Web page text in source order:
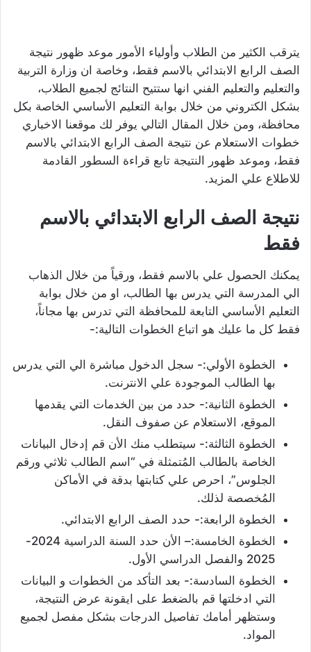
يترقب الكثير من الطلاب وأولياء الأمور موعد ظهور نتيجة
الصف الرابع الابتدائي بالاسم فقط، وخاصة ان وزارة التربية
والتعليم والتعليم الفني انها ستتيح النتائج لجميع الطلاب،
بشكل الكتروني من خلال بوابة التعليم الأساسي الخاصة بكل
محافظة، ومن خلال المقال التالي يوفر لك موقعنا الاخباري
خطوات الاستعلام عن نتيجة الصف الرابع الابتدائي بالاسم
فقط، وموعد ظهور النتيجة تابع قراءة السطور القادمة
للاطلاع علي المزيد.
نتيجة الصف الرابع الابتدائي بالاسم
فقط
يمكنك الحصول علي بالاسم فقط، ورقياً من خلال الذهاب
الي المدرسة التي يدرس بها الطالب، او من خلال بوابة
التعليم الأساسي التابعة للمحافظة التي تدرس بها مجاناً،
فقط كل ما عليك هو اتباع الخطوات التالية:-
الخطوة الأولي:- سجل الدخول مباشرة الي التي يدرس
بها الطالب الموجودة علي الانترنت.
الخطوة الثانية:- حدد من بين الخدمات التي يقدمها
الموقع، الاستعلام عن صفوف النقل.
الخطوة الثالثة:- سيتطلب منك الأن قم إدخال البيانات
الخاصة بالطالب المُتمثلة في “اسم الطالب ثلاثي ورقم
الجلوس”، احرص علي كتابتها بدقة في الأماكن
المُخصصة لذلك.
الخطوة الرابعة:- حدد الصف الرابع الابتدائي.
الخطوة الخامسة:– الأن حدد السنة الدراسية 2024-
2025 والفصل الدراسي الأول.
الخطوة السادسة:- بعد التأكد من الخطوات و البيانات
التي ادخلتها قم بالضغط على ايقونة عرض النتيجة،
وستظهر أمامك تفاصيل الدرجات بشكل مفصل لجميع
المواد.